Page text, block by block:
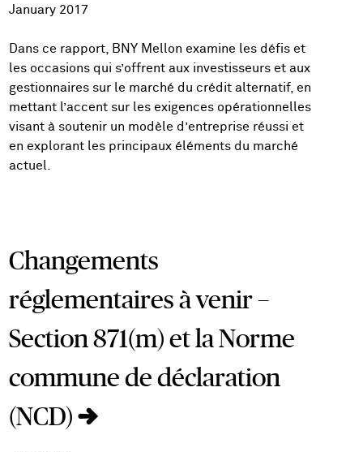
January 2017
Dans ce rapport, BNY Mellon examine les défis et
les occasions qui s’offrent aux investisseurs et aux
gestionnaires sur le marché du crédit alternatif, en
mettant l’accent sur les exigences opérationnelles
visant à soutenir un modèle d’entreprise réussi et
en explorant les principaux éléments du marché
actuel.
Changements
réglementaires à venir –
Section 871(m) et la Norme
commune de déclaration
(NCD)